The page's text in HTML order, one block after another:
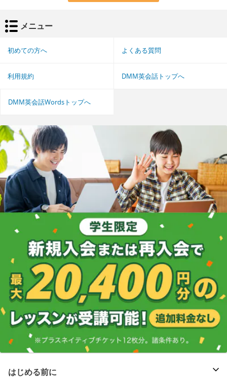
メニュー
初めての方へ よくある質問
利用規約 DMM英会話トップへ
DMM英会話Wordsトップへ
はじめる前に